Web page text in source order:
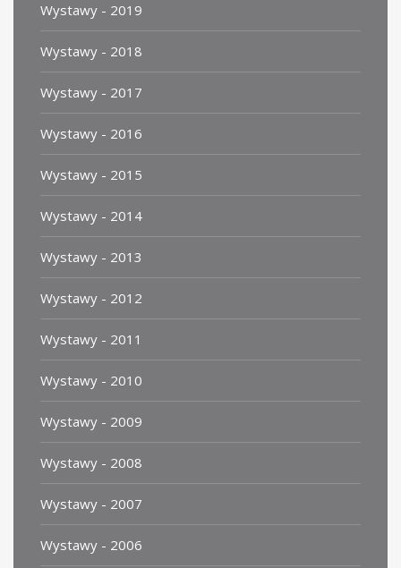
Wystawy - 2019
Wystawy - 2018
Wystawy - 2017
Wystawy - 2016
Wystawy - 2015
Wystawy - 2014
Wystawy - 2013
Wystawy - 2012
Wystawy - 2011
Wystawy - 2010
Wystawy - 2009
Wystawy - 2008
Wystawy - 2007
Wystawy - 2006